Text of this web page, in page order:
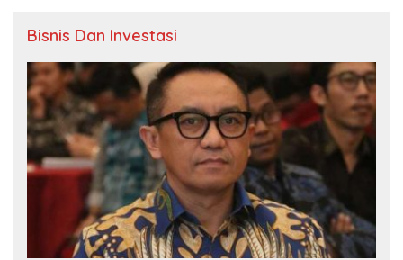
Bisnis Dan Investasi